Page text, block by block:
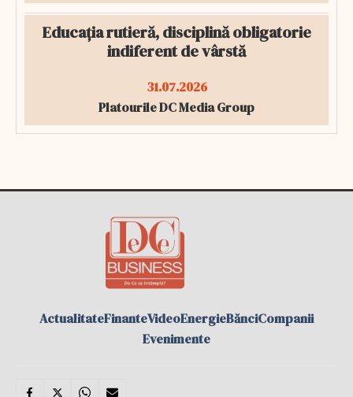
Educația rutieră, disciplină obligatorie
indiferent de vârstă
31.07.2026
Platourile DC Media Group
ActualitateFinanteVideoEnergieBănciCompanii
Evenimente